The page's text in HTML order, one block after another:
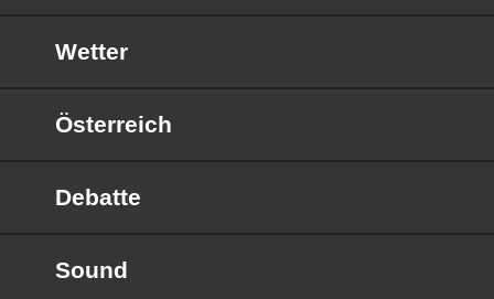
Wetter
Österreich
Debatte
Sound